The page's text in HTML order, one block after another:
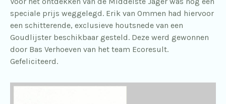
speciale prijs weggelegd. Erik van Ommen had hiervoor
een schitterende, exclusieve houtsnede van een
Goudlijster beschikbaar gesteld. Deze werd gewonnen
door Bas Verhoeven van het team Ecoresult.
Gefeliciteerd.